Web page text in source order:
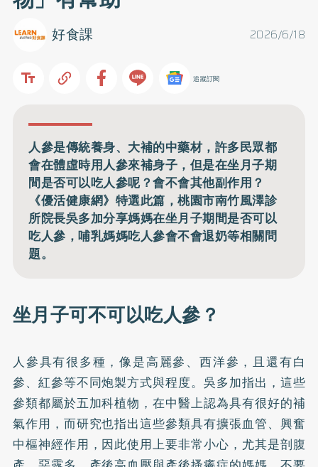
2026/6/18
好食課
追蹤訂閱
人參是傳統養身、大補的中藥材，許多民眾都
會在體虛時用人參來補身子，但是在坐月子期
間是否可以吃人參呢？會不會其他副作用？
《優活健康網》特選此篇，桃園市南竹風澤診
所院長吳多加分享媽媽在坐月子期間是否可以
吃人參，哺乳媽媽吃人參會不會退奶等相關問
題。
坐月子可不可以吃人參？
人參具有很多種，像是高麗參、西洋參，且還有白
參、紅參等不同炮製方式與程度。吳多加指出，這些
參類都屬於五加科植物，在中醫上認為具有很好的補
氣作用，而研究也指出這些參類具有擴張血管、興奮
中樞神經作用，因此使用上要非常小心，尤其是剖腹